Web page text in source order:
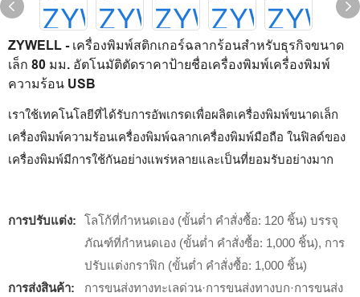
ZYWELL - เครื่องพิมพ์สติกเกอร์ฉลากร้อนสำหรับธุรกิจขนาด
เล็ก 80 มม. อัตโนมัติตัดราคาป้ายชื่อเครื่องพิมพ์เครื่องพิมพ์
ความร้อน USB
เราใช้เทคโนโลยีที่ได้รับการอัพเกรดเพื่อผลิตเครื่องพิมพ์ขนาดเล็ก
เครื่องพิมพ์ความร้อนเครื่องพิมพ์ฉลากเครื่องพิมพ์มือถือ ในฟิลด์ของ
เครื่องพิมพ์มีการใช้กันอย่างแพร่หลายและเป็นที่ยอมรับอย่างมาก
การปรับแต่ง:
โลโก้ที่กำหนดเอง (ขั้นต่ำ คำสั่งซื้อ: 120 ชิ้น) บรรจุ
ภัณฑ์ที่กำหนดเอง (ขั้นต่ำ คำสั่งซื้อ: 1,000 ชิ้น), การ
ปรับแต่งกราฟิก (ขั้นต่ำ คำสั่งซื้อ: 1,000 ชิ้น)
การส่งสินค้า:
การขนส่งทางทะเลด่วน·การขนส่งทางบก·การขนส่ง